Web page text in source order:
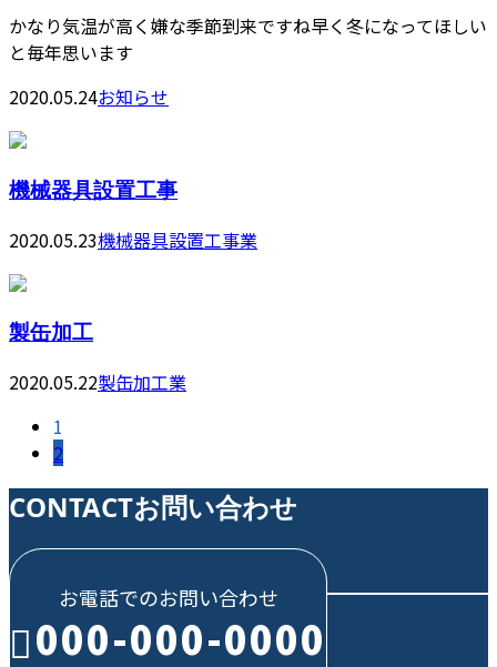
かなり気温が高く嫌な季節到来ですね早く冬になってほしい
と毎年思います
2020.05.24お知らせ
機械器具設置工事
2020.05.23機械器具設置工事業
製缶加工
2020.05.22製缶加工業
1
2
CONTACTお問い合わせ
お電話でのお問い合わせ
000-000-0000